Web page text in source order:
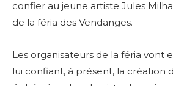
confier au jeune artiste Jules
de la féria des Vendanges.
Les organisateurs de la féria vont
lui confiant, à présent, la création